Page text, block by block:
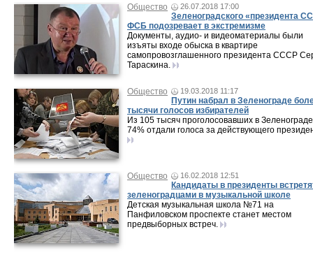
Общество 26.07.2018 17:00
Зеленоградского «президента
ФСБ подозревает в экстремизме
Документы, аудио- и видеоматериалы были
изъяты входе обыска в квартире
самопровозглашенного президента СССР
Тараскина.
Общество 19.03.2018 11:17
Путин набрал в Зеленограде
тысячи голосов избирателей
Из 105 тысяч проголосовавших в
74% отдали голоса за действующего
Общество 16.02.2018 12:51
Кандидаты в президенты
зеленоградцами в музыкальной школе
Детская музыкальная школа №71 на
Панфиловском проспекте станет местом
предвыборных встреч.